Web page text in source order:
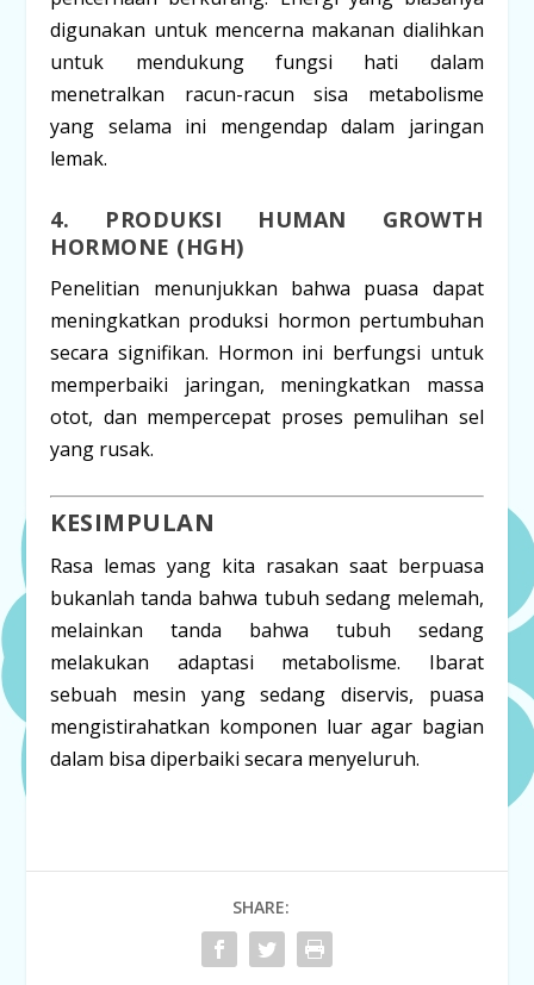
digunakan untuk mencerna makanan dialihkan
untuk mendukung fungsi hati dalam
menetralkan racun-racun sisa metabolisme
yang selama ini mengendap dalam jaringan
lemak.
4. PRODUKSI HUMAN GROWTH
HORMONE (HGH)
Penelitian menunjukkan bahwa puasa dapat
meningkatkan produksi hormon pertumbuhan
secara signifikan. Hormon ini berfungsi untuk
memperbaiki jaringan, meningkatkan massa
otot, dan mempercepat proses pemulihan sel
yang rusak.
KESIMPULAN
Rasa lemas yang kita rasakan saat berpuasa
bukanlah tanda bahwa tubuh sedang melemah,
melainkan tanda bahwa tubuh sedang
melakukan adaptasi metabolisme. Ibarat
sebuah mesin yang sedang diservis, puasa
mengistirahatkan komponen luar agar bagian
dalam bisa diperbaiki secara menyeluruh.
SHARE: